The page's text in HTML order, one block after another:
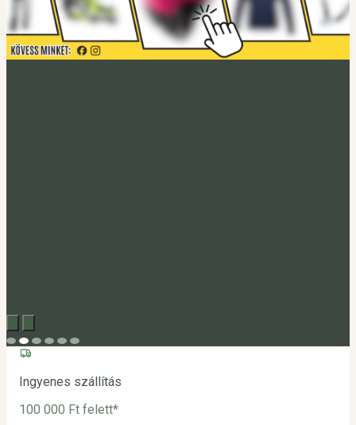
Acerbis akció
Fedezd fel
Ingyenes szállítás
100 000 Ft felett*